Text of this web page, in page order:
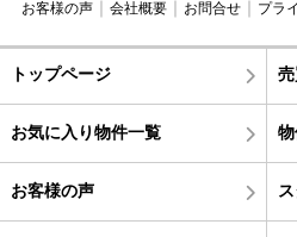
お客様の声
会社概要 お問合せ プラ
トップページ
お気に入り物件一覧
お客様の声